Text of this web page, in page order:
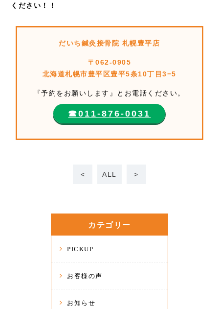
ください！！
だいち鍼灸接骨院 札幌豊平店
〒062-0905
北海道札幌市豊平区豊平5条10丁目3−5
『予約をお願いします』とお電話ください。
☎︎011-876-0031
< ALL >
カテゴリー
PICKUP
お客様の声
お知らせ